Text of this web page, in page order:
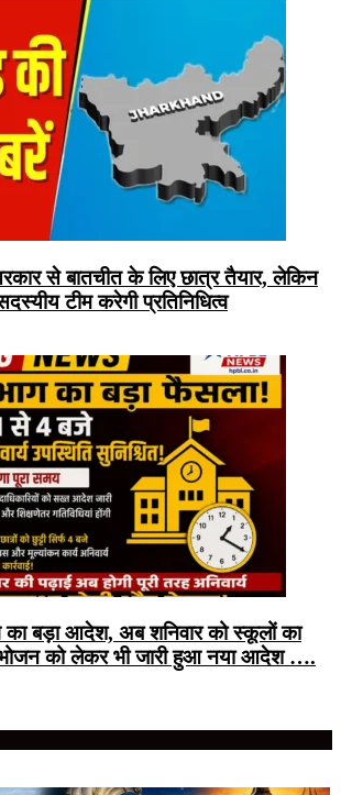
से बातचीत के लिए छात्र तैयार, लेकिन
टीम करेगी प्रतिनिधित्व
का बड़ा आदेश, अब शनिवार को स्कूलों का
भोजन को लेकर भी जारी हुआ नया आदेश ….